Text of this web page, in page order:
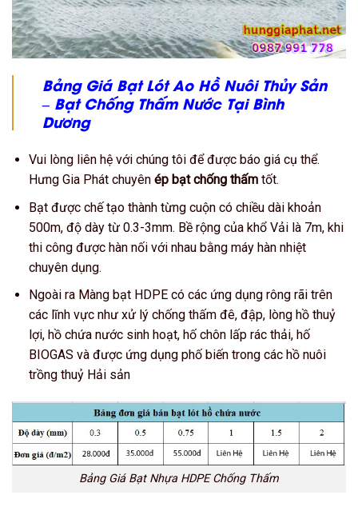
Bảng Giá Bạt Lót Ao Hồ Nuôi Thủy Sản
– Bạt Chống Thấm Nước Tại Bình
Dương
Vui lòng liên hệ với chúng tôi để được báo giá cụ thể.
Hưng Gia Phát chuyênép bạt chống thấmtốt.
Bạt được chế tạo thành từng cuộn có chiều dài khoản
500m, độ dày từ 0.3-3mm. Bề rộng của khổ Vải là 7m, khi
thi công được hàn nối với nhau bằng máy hàn nhiệt
chuyên dụng.
Ngoài ra Màng bạt HDPE có các ứng dụng rông rãi trên
các lĩnh vực như xử lý chống thấm đê, đập, lòng hồ thuỷ
lợi, hồ chứa nước sinh hoạt, hố chôn lấp rác thải, hố
BIOGAS và được ứng dụng phố biến trong các hồ nuôi
trồng thuỷ Hải sản
Bảng Giá Bạt Nhựa HDPE Chống Thấm